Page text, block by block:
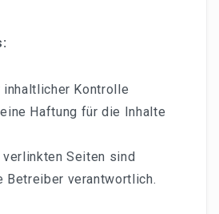
Kontrolle
Haftung für die Inhalte
verlinkten Seiten sind
Betreiber verantwortlich.